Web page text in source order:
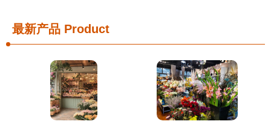
最新产品 Product